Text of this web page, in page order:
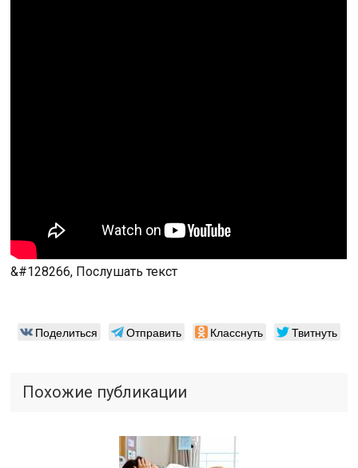
&#128266, Послушать текст
Поделиться Отправить Класснуть Твитнуть
Похожие публикации